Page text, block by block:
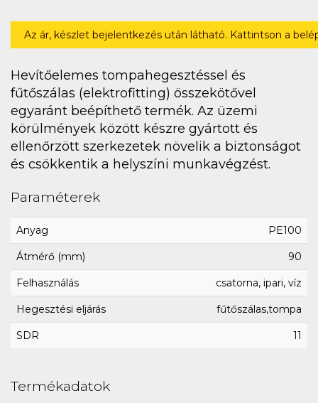
Az ár, készlet bejelentkezés után látható. Kattintson a
Hevítőelemes tompahegesztéssel és
fűtőszálas (elektrofitting) összekötővel
egyaránt beépíthető termék. Az üzemi
körülmények között készre gyártott és
ellenőrzött szerkezetek növelik a biztonságot
és csökkentik a helyszíni munkavégzést.
Paraméterek
Anyag PE100
Átmérő (mm) 90
Felhasználás csatorna, ipari, víz
Hegesztési eljárás fűtőszálas,tompa
SDR 11
Termékadatok